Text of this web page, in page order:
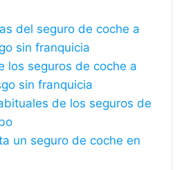
del seguro de coche a
sin franquicia
los seguros de coche a
sin franquicia
de los seguros de
un seguro de coche en